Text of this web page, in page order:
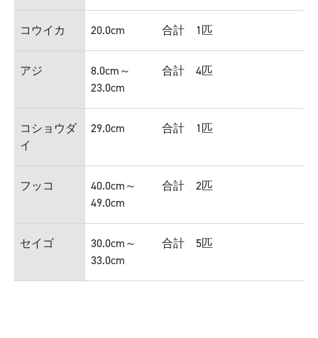
コウイカ 20.0cm 合計 1匹
アジ
8.0cm～
23.0cm
合計 4匹
コショウダ
イ
29.0cm 合計 1匹
フッコ
40.0cm～
49.0cm
合計 2匹
セイゴ
30.0cm～
33.0cm
合計 5匹